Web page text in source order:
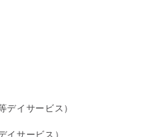
デイサービス）
イサービス）